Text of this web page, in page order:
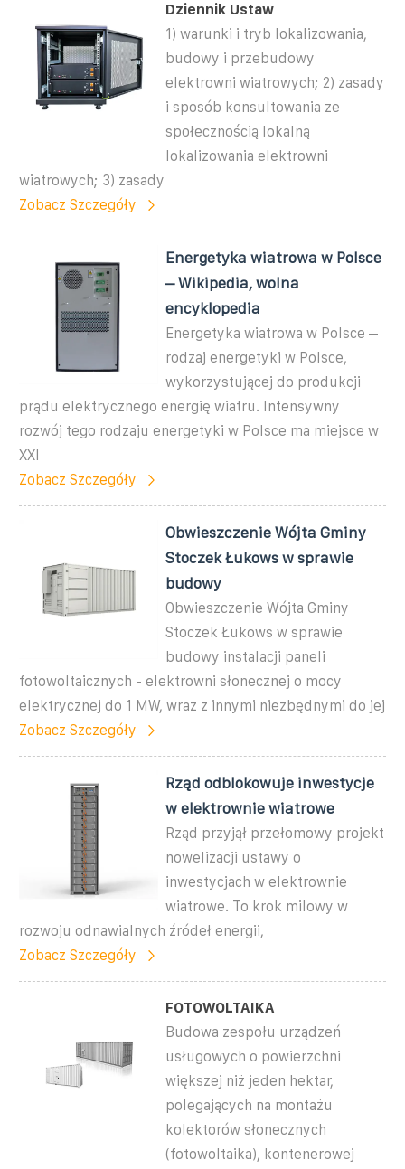
Dziennik Ustaw
1) warunki i tryb lokalizowania,
budowy i przebudowy
elektrowni wiatrowych; 2) zasady
i sposób konsultowania ze
społecznością lokalną
lokalizowania elektrowni
wiatrowych; 3) zasady
Zobacz Szczegóły
Energetyka wiatrowa w Polsce
– Wikipedia, wolna
encyklopedia
Energetyka wiatrowa w Polsce –
rodzaj energetyki w Polsce,
wykorzystującej do produkcji
prądu elektrycznego energię wiatru. Intensywny
rozwój tego rodzaju energetyki w Polsce ma miejsce w
XXI
Zobacz Szczegóły
Obwieszczenie Wójta Gminy
Stoczek Łukows w sprawie
budowy
Obwieszczenie Wójta Gminy
Stoczek Łukows w sprawie
budowy instalacji paneli
fotowoltaicznych - elektrowni słonecznej o mocy
elektrycznej do 1 MW, wraz z innymi niezbędnymi do jej
Zobacz Szczegóły
Rząd odblokowuje inwestycje
w elektrownie wiatrowe
Rząd przyjął przełomowy projekt
nowelizacji ustawy o
inwestycjach w elektrownie
wiatrowe. To krok milowy w
rozwoju odnawialnych źródeł energii,
Zobacz Szczegóły
FOTOWOLTAIKA
Budowa zespołu urządzeń
usługowych o powierzchni
większej niż jeden hektar,
polegających na montażu
kolektorów słonecznych
(fotowoltaika), kontenerowej